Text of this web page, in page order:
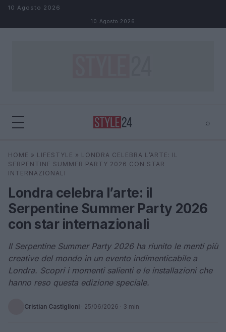
Salta al contenuto
10 Agosto 2026
10 Agosto 2026
⌕
Cerca
HOME » LIFESTYLE » LONDRA CELEBRA L’ARTE: IL
SERPENTINE SUMMER PARTY 2026 CON STAR
INTERNAZIONALI
Londra celebra l’arte: il
Serpentine Summer Party 2026
con star internazionali
Il Serpentine Summer Party 2026 ha riunito le menti più
creative del mondo in un evento indimenticabile a
Londra. Scopri i momenti salienti e le installazioni che
hanno reso questa edizione speciale.
Cristian Castiglioni · 25/06/2026 · 3 min